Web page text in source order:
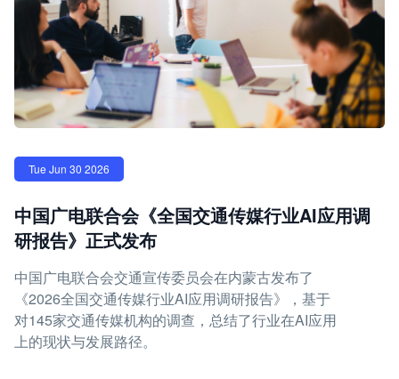
Tue Jun 30 2026
中国广电联合会《全国交通传媒行业AI应用调
研报告》正式发布
中国广电联合会交通宣传委员会在内蒙古发布了
《2026全国交通传媒行业AI应用调研报告》，基于
对145家交通传媒机构的调查，总结了行业在AI应用
上的现状与发展路径。